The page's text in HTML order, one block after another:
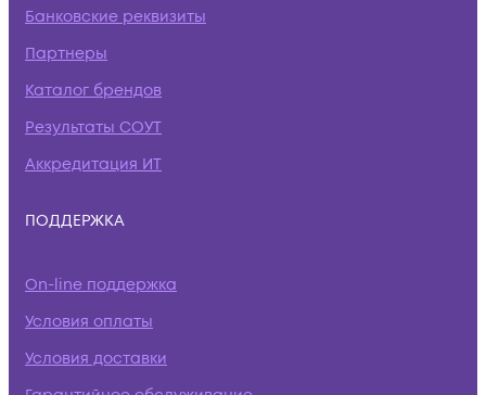
Банковские реквизиты
Партнеры
Каталог брендов
Результаты СОУТ
Аккредитация ИТ
ПОДДЕРЖКА
On-line поддержка
Условия оплаты
Условия доставки